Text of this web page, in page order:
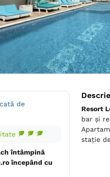
de
întâmpină
începând cu
Resort
bar și
stație